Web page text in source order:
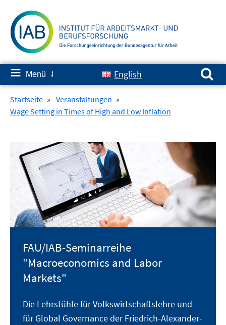
zum
Inhalt
≡ Menü ✘ English
Suchen nach:
Startseite » Veranstaltungen »
Wage Setting in Times of High and Low Inflation
FAU/IAB-Seminarreihe
"Macroeconomics and Labor
Markets"
Die Lehrstühle für Volkswirtschaftslehre und
für Global Governance der Friedrich-Alexander-